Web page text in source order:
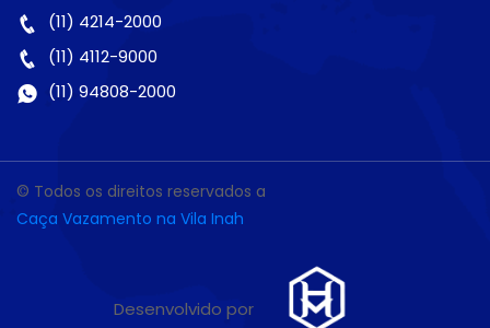
(11) 4214-2000
(11) 4112-9000
(11) 94808-2000
© Todos os direitos reservados a
Caça Vazamento na Vila Inah
Desenvolvido por